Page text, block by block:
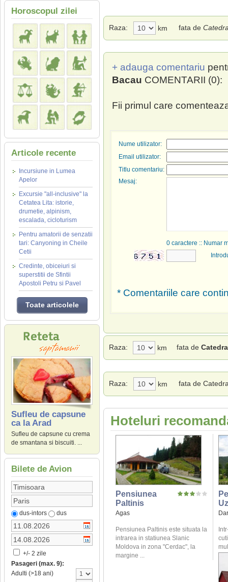
Horoscopul zilei
Articole recente
Incursiune in Lumea
Apelor
Excursie "all-inclusive" la
Cetatea Lita: istorie,
drumetie, alpinism,
escalada, cicloturism
Pentru amatorii de senzatii
tari: Canyoning in Cheile
Cetii
Credinte, obiceiuri si
superstitii de Sfintii
Apostoli Petru si Pavel
Toate articolele
Sufleu de capsune
ca la Arad
Sufleu de capsune cu crema
de smantana si biscuiti. ...
Bilete de Avion
dus-intors dus
+/- 2 zile
Pasageri (max. 9):
Adulti (>18 ani)
Raza: km fata de
+ adauga comentariu
Bacau COMENTARII (0):
Fii primul care
Nume utilizator:
Email utilizator:
Titlu comentariu:
Mesaj:
0 caractere :: Numar
* Comentariile care
Raza: km fata de
Raza: km fata de
Hoteluri
Pensiunea
Paltinis
Agas
Pensiunea Paltinis este situata la
intrarea in statiunea Slanic
Moldova in zona "Cerdac", la
margine ...